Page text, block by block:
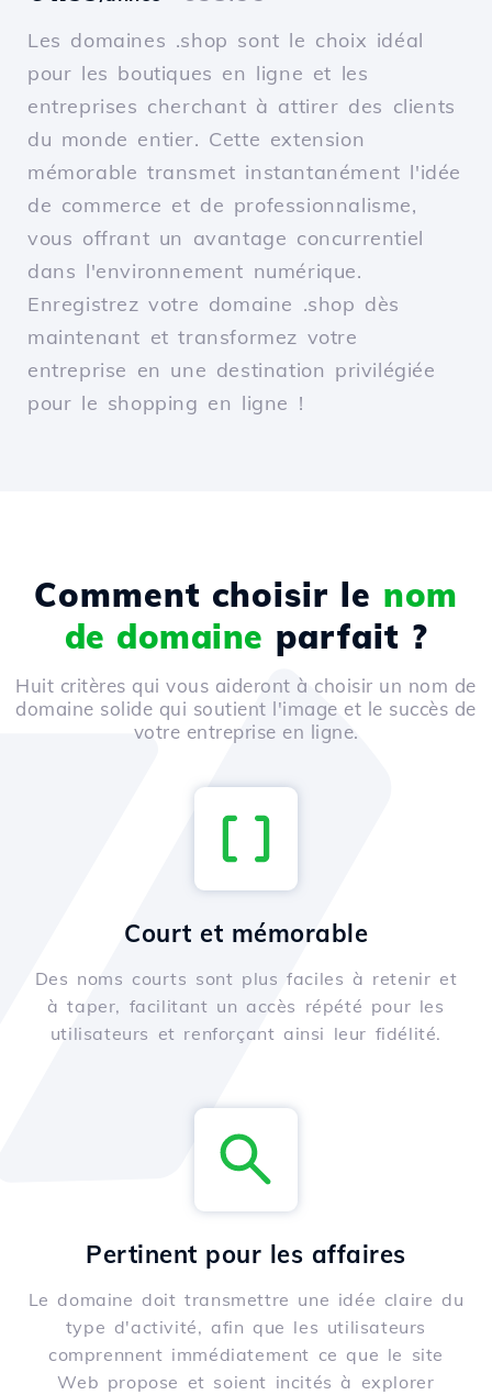
Les domaines .shop sont le choix idéal
pour les boutiques en ligne et les
entreprises cherchant à attirer des clients
du monde entier. Cette extension
mémorable transmet instantanément l'idée
de commerce et de professionnalisme,
vous offrant un avantage concurrentiel
dans l'environnement numérique.
Enregistrez votre domaine .shop dès
maintenant et transformez votre
entreprise en une destination privilégiée
pour le shopping en ligne !
Comment choisir le nom
de domaine parfait ?
Huit critères qui vous aideront à choisir un nom de
domaine solide qui soutient l'image et le succès de
votre entreprise en ligne.
Court et mémorable
Des noms courts sont plus faciles à retenir et
à taper, facilitant un accès répété pour les
utilisateurs et renforçant ainsi leur fidélité.
Pertinent pour les affaires
Le domaine doit transmettre une idée claire du
type d'activité, afin que les utilisateurs
comprennent immédiatement ce que le site
Web propose et soient incités à explorer